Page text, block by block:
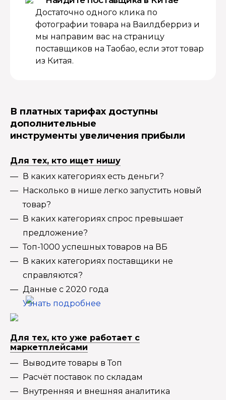
Достаточно одного клика по
фотографии товара на Ваилдберриз и
мы направим вас на страницу
поставщиков на Таобао, если этот товар
из Китая.
В платных тарифах доступны
дополнительные
инструменты увеличения прибыли
Для тех, кто ищет нишу
В каких категориях есть деньги?
Насколько в нише легко запустить новый
товар?
В каких категориях спрос превышает
предложение?
Топ-1000 успешных товаров на ВБ
В каких категориях поставщики не
справляются?
Данные с 2020 года
Узнать подробнее
Для тех, кто уже работает с
маркетплейсами
Выводите товары в Топ
Расчёт поставок по складам
Внутренняя и внешняя аналитика